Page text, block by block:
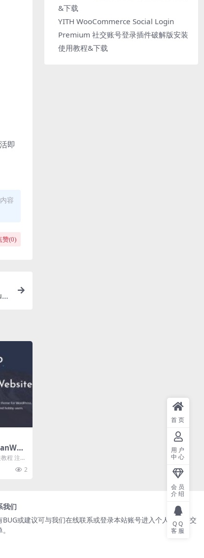
即
容
赞(0)
v2.
程 注
2
&下载
YITH WooCommerce Social Login
Premium 社交账号登录插件破解版安装
使用教程&下载
我们
BUG或建议可与我们在线联系或登录本站账号进入个人中心提交
首页
用户
中心
会员
介绍
QQ
客服